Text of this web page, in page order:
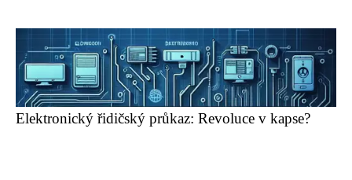
Elektronický řidičský průkaz: Revoluce v kapse?